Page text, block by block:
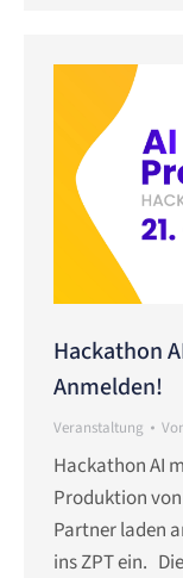
Hackathon
Anmelden!
Veranstaltung
Hackathon AI
Produktion
Partner laden
ins ZPT ein.